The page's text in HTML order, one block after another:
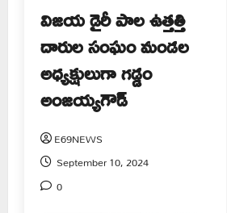
విజయ డైరీ పాల ఉత్తత్తి
దారుల సంఘం మండల
అధ్యక్షులుగా గడ్డం
అంజయ్యగౌడ్
E69NEWS
September 10, 2024
0